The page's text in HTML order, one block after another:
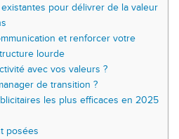
pour délivrer de la valeur
et renforcer votre
lourde
avec vos valeurs ?
de transition ?
les plus efficaces en 2025
posées